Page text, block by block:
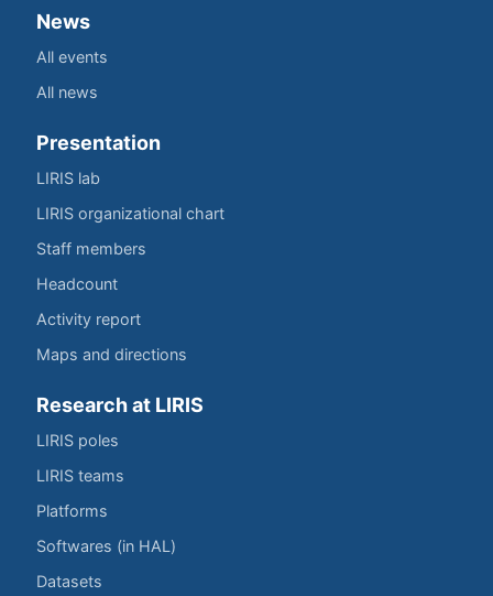
News
All events
All news
Presentation
LIRIS lab
LIRIS organizational chart
Staff members
Headcount
Activity report
Maps and directions
Research at LIRIS
LIRIS poles
LIRIS teams
Platforms
Softwares (in HAL)
Datasets